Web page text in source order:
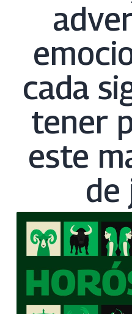
cada
tener
este
de